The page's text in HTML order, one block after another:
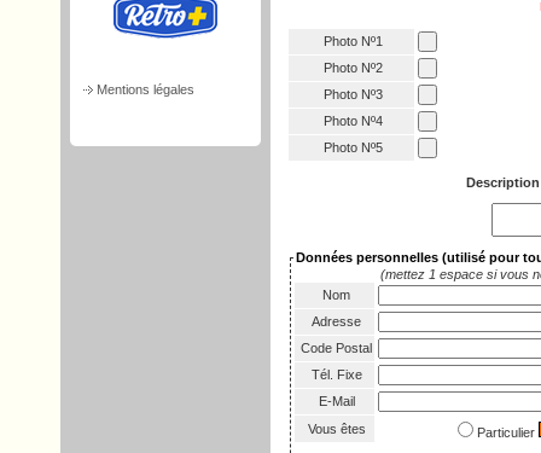
Mentions légales
Photo Nº1
Photo Nº2
Photo Nº3
Photo Nº4
Photo Nº5
Données personnelles (utilisé pour
(mettez 1 espace si vous
Nom
Adresse
Code Postal
Tél. Fixe
E-Mail
Vous êtes
Particulier